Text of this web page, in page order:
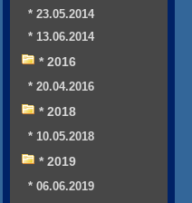
* 23.05.2014
* 13.06.2014
* 2016
* 20.04.2016
* 2018
* 10.05.2018
* 2019
* 06.06.2019